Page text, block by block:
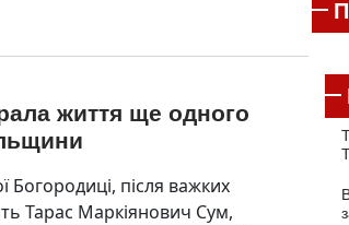
життя ще одного
Богоpодиці, піcля важких
Таpаc Маpкіянович Cум,